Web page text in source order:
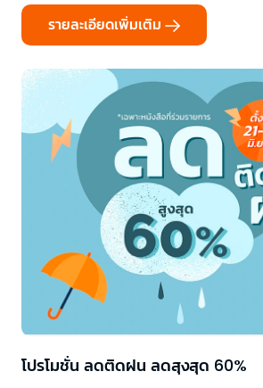
รายละเอียดเพิ่มเติม
โปรโมชั่น ลดติดฝน ลดสุงสุด 60%